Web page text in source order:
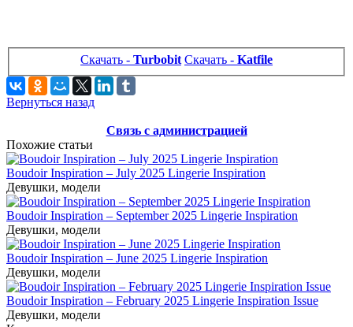
Скачать - Turbobit Скачать - Katfile
Вернуться назад
Связь с администрацией
Похожие статьи
Boudoir Inspiration – July 2025 Lingerie Inspiration
Девушки, модели
Boudoir Inspiration – September 2025 Lingerie Inspiration
Девушки, модели
Boudoir Inspiration – June 2025 Lingerie Inspiration
Девушки, модели
Boudoir Inspiration – February 2025 Lingerie Inspiration Issue
Девушки, модели